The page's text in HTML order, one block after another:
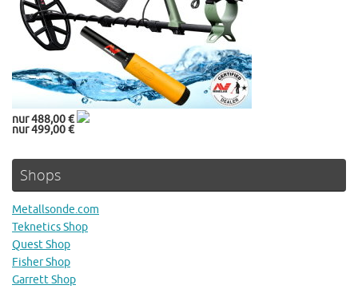
nur 488,00 €
nur 499,00 €
Shops
Metallsonde.com
Teknetics Shop
Quest Shop
Fisher Shop
Garrett Shop